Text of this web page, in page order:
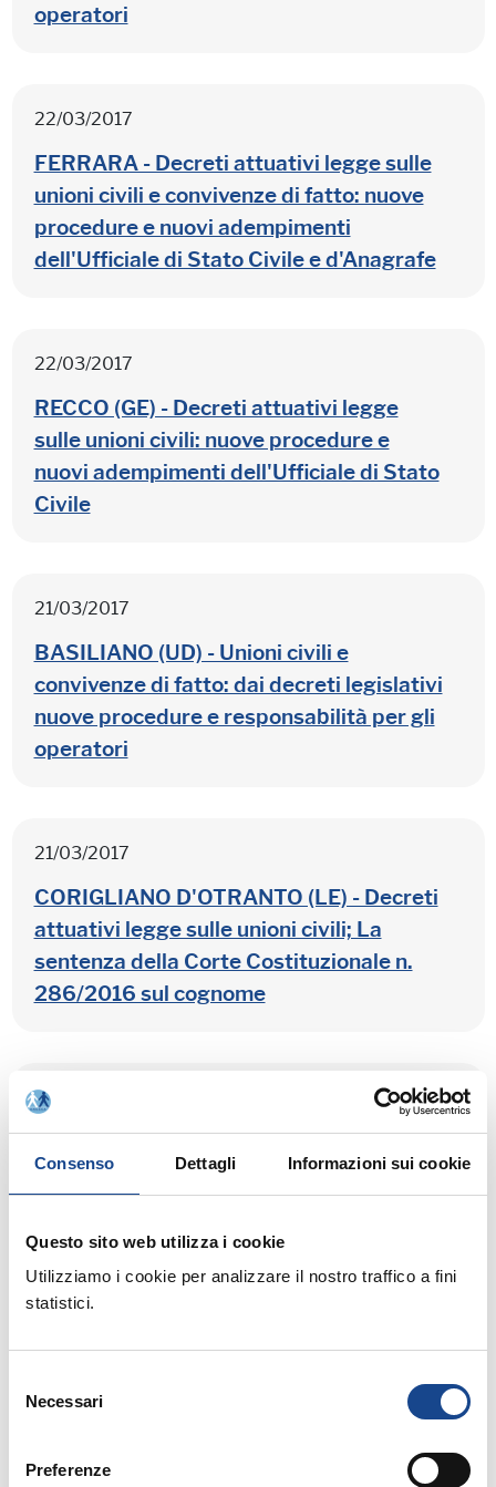
Consenso Dettagli Informazioni sui cookie
Questo sito web utilizza i cookie
Utilizziamo i cookie per analizzare il nostro traffico a fini
statistici.
delNecessari
Preferenze
operatori
22/03/2017
FERRARA - Decreti attuativi legge sulle
unioni civili e convivenze di fatto: nuove
procedure e nuovi adempimenti
dell'Ufficiale di Stato Civile e d'Anagrafe
22/03/2017
RECCO (GE) - Decreti attuativi legge
sulle unioni civili: nuove procedure e
nuovi adempimenti dell'Ufficiale di Stato
Civile
21/03/2017
BASILIANO (UD) - Unioni civili e
convivenze di fatto: dai decreti legislativi
nuove procedure e responsabilità per gli
operatori
21/03/2017
CORIGLIANO D'OTRANTO (LE) - Decreti
attuativi legge sulle unioni civili; La
sentenza della Corte Costituzionale n.
286/2016 sul cognome
21/03/2017
SALUZZO (CN) - A.N.P.R.: dalla
sperimentazione al subentro dei Comuni;
operativo
OSOPPO (UD) - Unioni civili e convivenze